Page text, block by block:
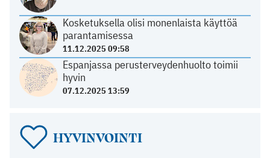
Kosketuksella olisi monenlaista käyttöä
parantamisessa
11.12.2025 09:58
Espanjassa perusterveydenhuolto toimii
hyvin
07.12.2025 13:59
HYVINVOINTI